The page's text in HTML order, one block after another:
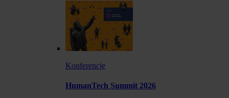
Konferencje
HumanTech Summit 2026